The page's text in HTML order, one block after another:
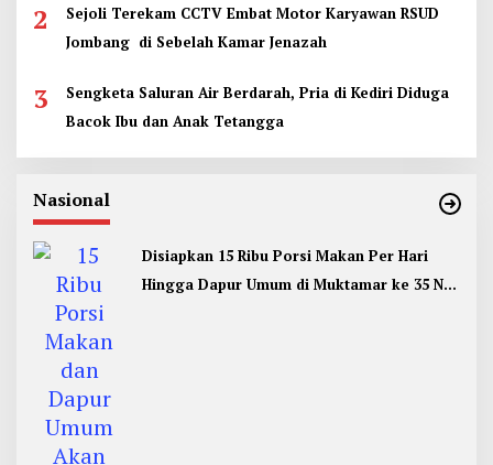
2
Sejoli Terekam CCTV Embat Motor Karyawan RSUD
Jombang di Sebelah Kamar Jenazah
3
Sengketa Saluran Air Berdarah, Pria di Kediri Diduga
Bacok Ibu dan Anak Tetangga
Nasional
Disiapkan 15 Ribu Porsi Makan Per Hari
Hingga Dapur Umum di Muktamar ke 35 NU